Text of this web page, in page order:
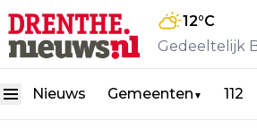
12°C
Gedeeltelijk
Nieuws Gemeenten ▼ 112